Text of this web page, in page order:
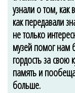
узнали о том, как
как передавали
не только
музей помог нам
гордость за свою
память и
больше.